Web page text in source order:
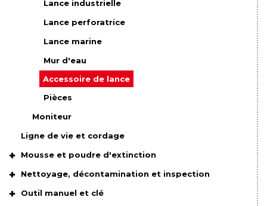
Lance industrielle
Lance perforatrice
Lance marine
Mur d'eau
Accessoire de lance
Pièces
Moniteur
Ligne de vie et cordage
Mousse et poudre d'extinction
Nettoyage, décontamination et inspection
Outil manuel et clé